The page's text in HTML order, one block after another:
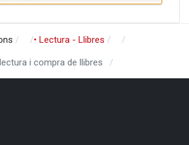
• Lectura - Llibres
i compra de llibres